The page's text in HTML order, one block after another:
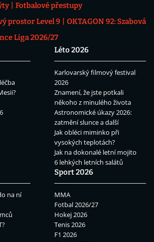
Fotbalové přestupy
prostor Level 9
OKTAGON 92: Szabová
Liga 2026/27
Léto 2026
Karlovarský filmový festival
2026
Znamení, že jste potkali
někoho z minulého života
Astronomické úkazy 2026:
zatmění slunce a další
Jak obléci miminko při
vysokých teplotách?
Jak na dokonalé letní mojito
6 lehkých letních salátů
na ní
Sport 2026
MMA
Fotbal 2026/27
Hokej 2026
Tenis 2026
F1 2026